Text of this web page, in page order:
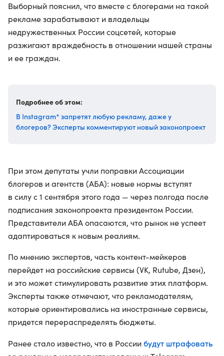
Выборный пояснил, что вместе с блогерами на такой
рекламе зарабатывают и владельцы
недружественных России соцсетей, которые
разжигают враждебность в отношении нашей страны
и ее граждан.
Подробнее об этом:
В Instagram* запретят любую рекламу, даже у
блогеров? Эксперты комментируют новый законопроект
При этом депутаты учли поправки Ассоциации
блогеров и агентств (АБА): новые нормы вступят
в силу с 1 сентября этого года — через полгода после
подписания законопроекта президентом России.
Представители АБА опасаются, что рынок не успеет
адаптироваться к новым реалиям.
По мнению экспертов, часть контент-мейкеров
перейдет на российские сервисы (VK, Rutube, Дзен),
и это может стимулировать развитие этих платформ.
Эксперты также отмечают, что рекламодателям,
которые ориентировались на иностранные сервисы,
придется перераспределять бюджеты.
Ранее стало известно, что в России будут штрафовать